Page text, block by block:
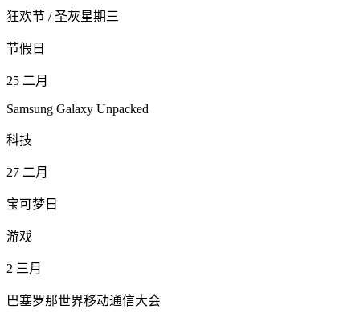
狂欢节 / 圣灰星期三
节假日
25 二月
Samsung Galaxy Unpacked
科技
27 二月
宝可梦日
游戏
2 三月
巴塞罗那世界移动通信大会